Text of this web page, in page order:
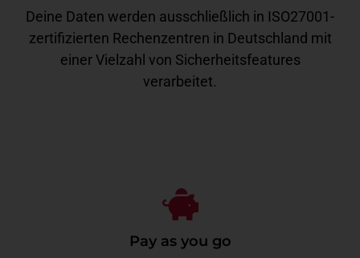
Deine Daten werden ausschließlich in ISO27001-
zertifizierten Rechenzentren in Deutschland mit
einer Vielzahl von Sicherheitsfeatures
verarbeitet.
Pay as you go